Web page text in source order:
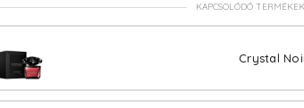
KAPCSOLÓDÓ TERMÉKEK
Crystal